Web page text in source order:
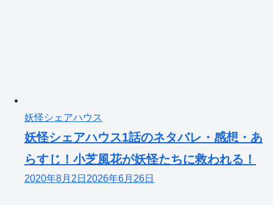
妖怪シェアハウス
妖怪シェアハウス1話のネタバレ・感想・あ
らすじ！小芝風花が妖怪たちに救われる！
2020年8月2日 2026年6月26日